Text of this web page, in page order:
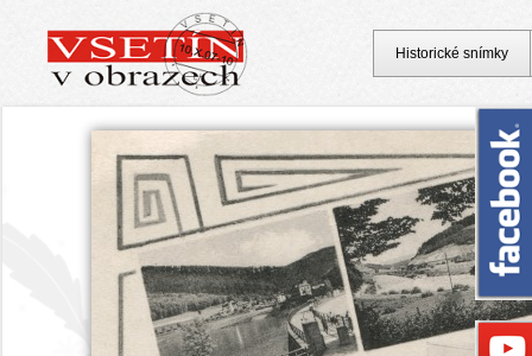
Historické snímky